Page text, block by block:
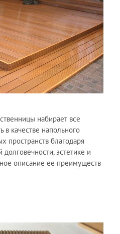
набирает все
качестве напольного
пространств благодаря
эстетике и
описание ее преимуществ